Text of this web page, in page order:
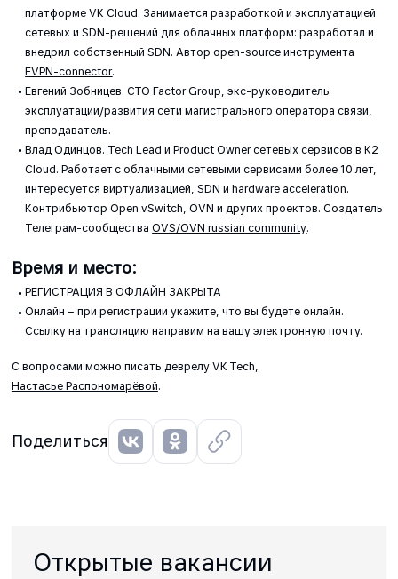
платформе VK Cloud. Занимается разработкой и эксплуатацией
сетевых и SDN-решений для облачных платформ: разработал и
внедрил собственный SDN. Автор open-source инструмента
EVPN-сonnector.
Евгений Зобницев. CTO Factor Group, экс-руководитель
эксплуатации/развития сети магистрального оператора связи,
преподаватель.
Влад Одинцов. Tech Lead и Product Owner сетевых сервисов в K2
Cloud. Работает с облачными сетевыми сервисами более 10 лет,
интересуется виртуализацией, SDN и hardware acceleration.
Контрибьютор Open vSwitch, OVN и других проектов. Создатель
Телеграм-сообществаOVS/OVN russian community.
Время и место:
РЕГИСТРАЦИЯ В ОФЛАЙН ЗАКРЫТА
Онлайн – при регистрации укажите, что вы будете онлайн.
Ссылку на трансляцию направим на вашу электронную почту.
С вопросами можно писать деврелу VK Tech,
Настасье Распономарёвой.
Поделиться
Открытые вакансии